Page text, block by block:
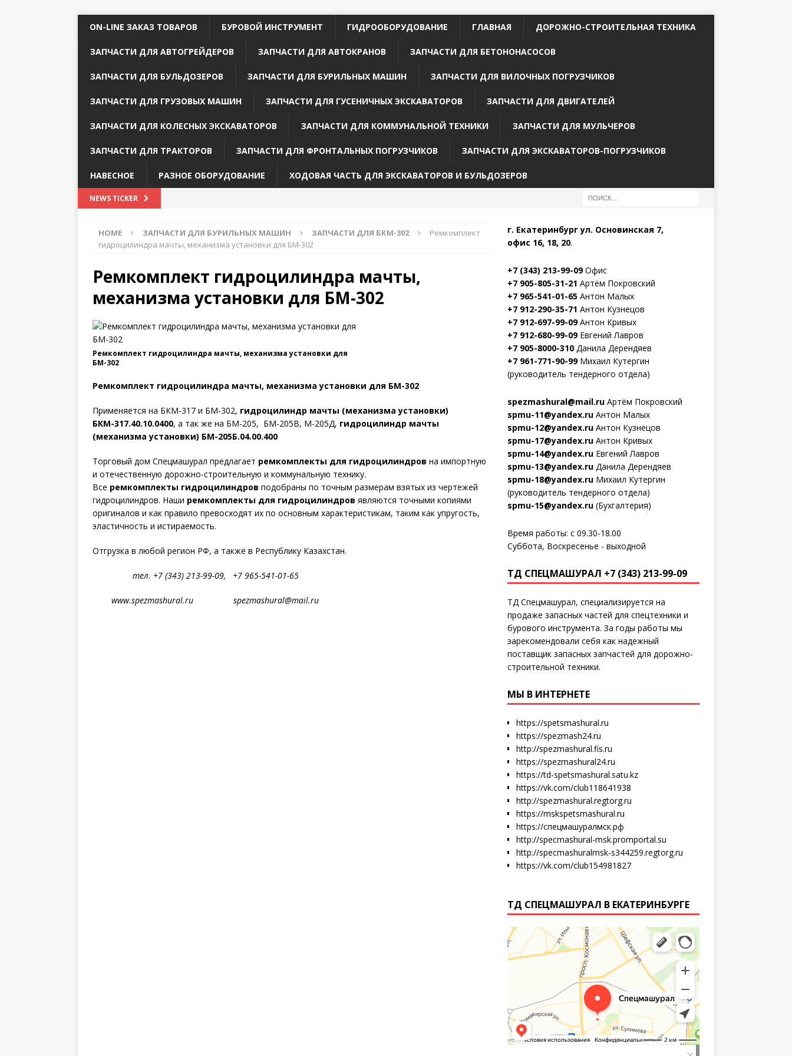
ON-LINE ЗАКАЗ ТОВАРОВ БУРОВОЙ ИНСТРУМЕНТ ГИДРООБОРУДОВАНИЕ ГЛАВНАЯ ДОРОЖНО-СТРОИТЕЛЬНАЯ ТЕХНИКА
ЗАПЧАСТИ ДЛЯ АВТОГРЕЙДЕРОВ ЗАПЧАСТИ ДЛЯ АВТОКРАНОВ ЗАПЧАСТИ ДЛЯ БЕТОНОНАСОСОВ
ЗАПЧАСТИ ДЛЯ БУЛЬДОЗЕРОВ ЗАПЧАСТИ ДЛЯ БУРИЛЬНЫХ МАШИН ЗАПЧАСТИ ДЛЯ ВИЛОЧНЫХ ПОГРУЗЧИКОВ
ЗАПЧАСТИ ДЛЯ ГРУЗОВЫХ МАШИН ЗАПЧАСТИ ДЛЯ ГУСЕНИЧНЫХ ЭКСКАВАТОРОВ ЗАПЧАСТИ ДЛЯ ДВИГАТЕЛЕЙ
ЗАПЧАСТИ ДЛЯ КОЛЕСНЫХ ЭКСКАВАТОРОВ ЗАПЧАСТИ ДЛЯ КОММУНАЛЬНОЙ ТЕХНИКИ ЗАПЧАСТИ ДЛЯ МУЛЬЧЕРОВ
ЗАПЧАСТИ ДЛЯ ТРАКТОРОВ ЗАПЧАСТИ ДЛЯ ФРОНТАЛЬНЫХ ПОГРУЗЧИКОВ ЗАПЧАСТИ ДЛЯ ЭКСКАВАТОРОВ-ПОГРУЗЧИКОВ
НАВЕСНОЕ РАЗНОЕ ОБОРУДОВАНИЕ ХОДОВАЯ ЧАСТЬ ДЛЯ ЭКСКАВАТОРОВ И БУЛЬДОЗЕРОВ
NEWS TICKER
HOME ЗАПЧАСТИ ДЛЯ БУРИЛЬНЫХ МАШИН ЗАПЧАСТИ ДЛЯ БКМ-302
Ремкомплект
гидроцилиндра мачты, механизма установки для БМ-302
Ремкомплект гидроцилиндра мачты,
механизма установки для БМ-302
Ремкомплект гидроцилиндра мачты, механизма установки для
БМ-302
Ремкомплект гидроцилиндра мачты, механизма установки для БМ-302
Применяется на БКМ-317 и БМ-302, гидроцилиндр мачты (механизма установки)
БКМ-317.40.10.0400, а так же на БМ-205, БМ-205В, М-205Д, гидроцилиндр мачты
(механизма установки) БМ-205Б.04.00.400
Торговый дом Спецмашурал предлагает ремкомплекты для гидроцилиндров на импортную
и отечественную дорожно-строительную и коммунальную технику.
Все ремкомплекты гидроцилиндров подобраны по точным размерам взятых из чертежей
гидроцилиндров. Наши ремкомплекты для гидроцилиндров являются точными копиями
оригиналов и как правило превосходят их по основным характеристикам, таким как упругость,
эластичность и истираемость.
Отгрузка в любой регион РФ, а также в Республику Казахстан.
тел. +7 (343) 213-99-09, +7 965-541-01-65
www.spezmashural.ru spezmashural@mail.ru
г. Екатеринбург ул. Основинская 7,
офис 16, 18, 20.
+7 (343) 213-99-09Офис
+7 905-805-31-21 Артём Покровский
+7 965-541-01-65Антон Малых
+7 912-290-35-71 Антон Кузнецов
+7 912-697-99-09Антон Кривых
+7 912-680-99-09Евгений Лавров
+7 905-8000-310Данила Дерендяев
+7 961-771-90-99Михаил Кутергин
(руководитель тендерного отдела)
spezmashural@mail.ruАртём Покровский
spmu-11@yandex.ruАнтон Малых
spmu-12@yandex.ruАнтон Кузнецов
spmu-17@yandex.ruАнтон Кривых
spmu-14@yandex.ruЕвгений Лавров
spmu-13@yandex.ruДанила Дерендяев
spmu-18@yandex.ruМихаил Кутергин
(руководитель тендерного отдела)
spmu-15@yandex.ru(Бухгалтерия)
Время работы: с 09.30-18.00
Суббота, Воскресенье - выходной
ТД СПЕЦМАШУРАЛ +7 (343) 213-99-09
ТД Спецмашурал, специализируется на
продаже запасных частей для спецтехники и
бурового инструмента. За годы работы мы
зарекомендовали себя как надежный
поставщик запасных запчастей для дорожно-
строительной техники.
МЫ В ИНТЕРНЕТЕ
https://spetsmashural.ru
https://spezmash24.ru
http://spezmashural.fis.ru
https://spezmashural24.ru
https://td-spetsmashural.satu.kz
https://vk.com/club118641938
http://spezmashural.regtorg.ru
https://mskspetsmashural.ru
https://спецмашуралмск.рф
http://specmashural-msk.promportal.su
http://specmashuralmsk-s344259.regtorg.ru
https://vk.com/club154981827
ТД СПЕЦМАШУРАЛ В ЕКАТЕРИНБУРГЕ